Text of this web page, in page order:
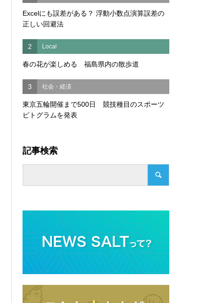
Excelにも誤差がある？ 浮動小数点演算誤差の
正しい回避法
2 Local
春の花が楽しめる 福島県内の散歩道
3 社会・経済
東京五輪開催まで500日 競技種目のスポーツ
ピトグラムを発表
記事検索